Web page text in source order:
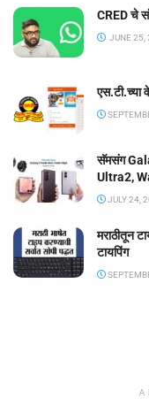
CRED चे
JUNE 25,
एस.टी.च्या
सॅमसंग
Ultra2,
JULY 24,
मराठीतून
टायपिंग